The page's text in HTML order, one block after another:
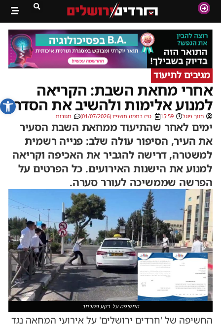
פתח
מגיבים לתיעוד
אחרי מחאת השבת: הקריאה
למנוע אלימות ולהשיב את הסדר
חנוך פוגל 15:59 ט״ז בתמוז תשפ״ו (01/07/2026) תגובות
ימים לאחר שהתיעוד ממחאת השבת הסעיר
את העיר, הסיפור עולה שלב: פנייה רשמית
למשטרה, דרישה להגביר את האכיפה וקריאה
למנוע את הישנות האירועים. כל הפרטים על
הפרשה שממשיכה לעורר סערה.
התקיפה על רקע המכתב
החשיפה של 'חרדים ירושלים' על אירועי המחאה נגד